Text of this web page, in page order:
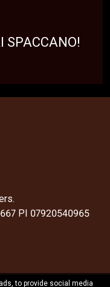
SPACCANO!
PI 07920540965
to provide social media